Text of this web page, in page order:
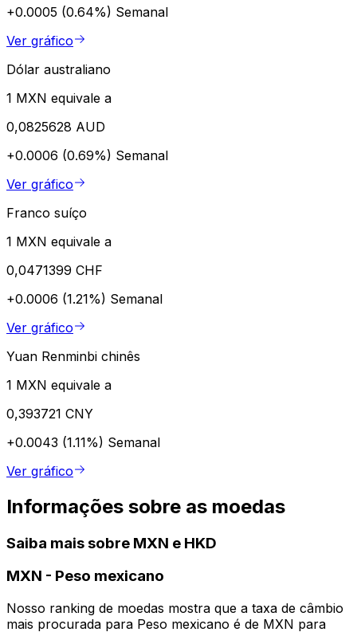
+0.0005 (0.64%) Semanal
Ver gráfico
Dólar australiano
1 MXN equivale a
0,0825628 AUD
+0.0006 (0.69%) Semanal
Ver gráfico
Franco suíço
1 MXN equivale a
0,0471399 CHF
+0.0006 (1.21%) Semanal
Ver gráfico
Yuan Renminbi chinês
1 MXN equivale a
0,393721 CNY
+0.0043 (1.11%) Semanal
Ver gráfico
Informações sobre as moedas
Saiba mais sobre MXN e HKD
MXN - Peso mexicano
Nosso ranking de moedas mostra que a taxa de câmbio
mais procurada para Peso mexicano é de MXN para